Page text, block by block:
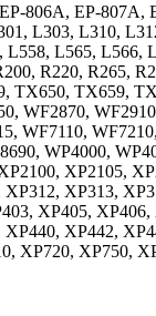
806A, EP-807A,
L303, L310,
L565, L566,
R220, R265,
TX650, TX659,
WF2870,
WF7110,
WP4000,
XP2105,
XP313,
XP405,
XP442,
XP720, XP750,